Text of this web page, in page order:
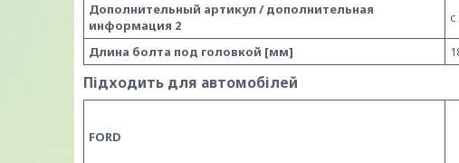
Дополнительный артикул / дополнительная
информация 2
Длина болта под головкой [мм]
Підходить для автомобілей
FORD